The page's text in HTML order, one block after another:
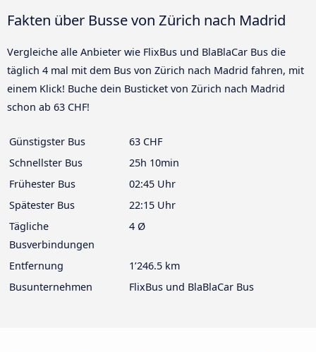
Fakten über Busse von Zürich nach Madrid
Vergleiche alle Anbieter wie FlixBus und BlaBlaCar Bus die
täglich 4 mal mit dem Bus von Zürich nach Madrid fahren, mit
einem Klick! Buche dein Busticket von Zürich nach Madrid
schon ab 63 CHF!
Günstigster Bus
63 CHF
Schnellster Bus
25h 10min
Frühester Bus
02:45 Uhr
Spätester Bus
22:15 Uhr
Tägliche
Busverbindungen
4 Ø
Entfernung
1’246.5 km
Busunternehmen
FlixBus und BlaBlaCar Bus